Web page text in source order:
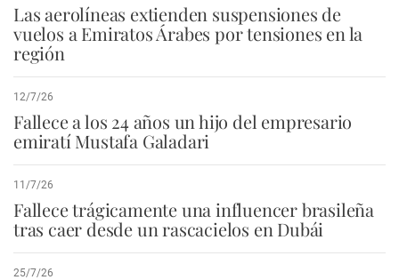
Las aerolíneas extienden suspensiones de
vuelos a Emiratos Árabes por tensiones en la
región
12/7/26
Fallece a los 24 años un hijo del empresario
emiratí Mustafa Galadari
11/7/26
Fallece trágicamente una influencer brasileña
tras caer desde un rascacielos en Dubái
25/7/26